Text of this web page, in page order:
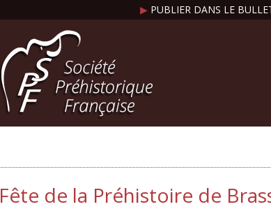
▶ PUBLIER DANS LE
Fête de la Préhistoire de